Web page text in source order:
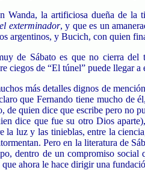
Wanda, la artificiosa dueña de la
exterminador, y que es un
argentinos, y Bucich, con quien
de Sábato es que no cierra
ciegos de “El túnel” puede llegar
más detalles dignos de
que Fernando tiene mucho de
de quien dice que escribe pero no
dice que fue su otro Dios
la luz y las tinieblas, entre la
Pero en la literatura de
dentro de un compromiso
ahora le hace dirigir una